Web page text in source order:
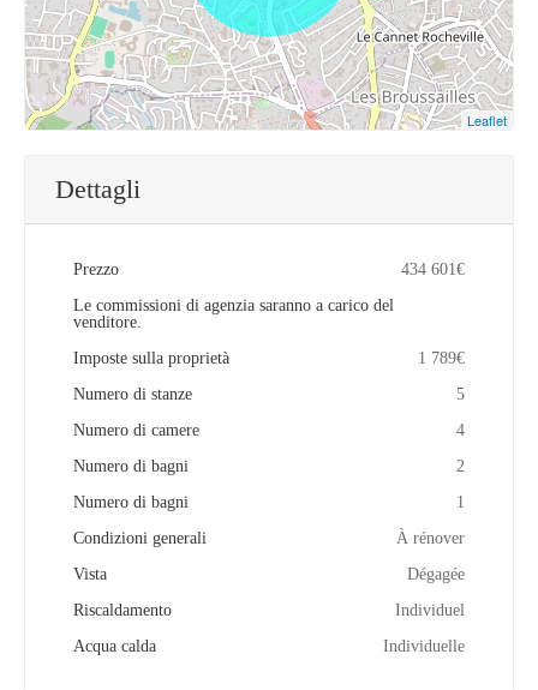
Leaflet
Dettagli
Prezzo
434 601€
Le commissioni di agenzia saranno a carico del
venditore.
Imposte sulla proprietà
1 789€
Numero di stanze
5
Numero di camere
4
Numero di bagni
2
Numero di bagni
1
Condizioni generali
À rénover
Vista
Dégagée
Riscaldamento
Individuel
Acqua calda
Individuelle